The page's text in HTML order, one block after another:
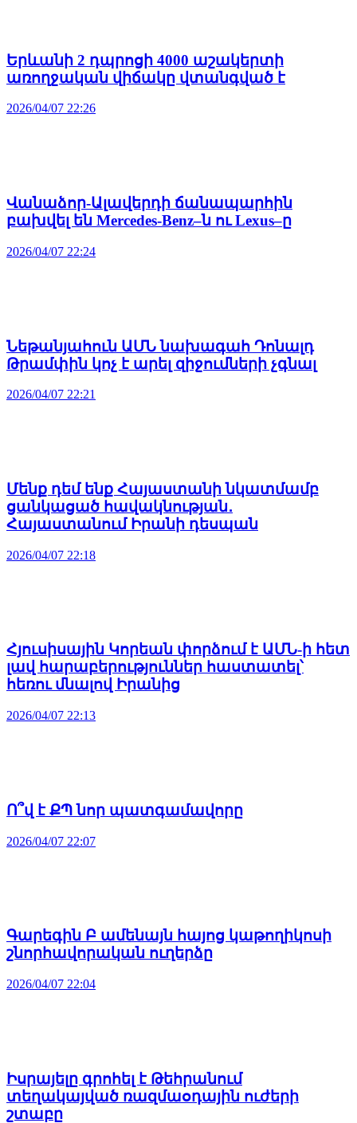
Երևանի 2 դպրոցի 4000 աշակերտի
առողջական վիճակը վտանգված է
2026/04/07 22:26
Վանաձոր-Ալավերդի ճանապարհին
բախվել են Mercedes-Benz–ն ու Lexus–ը
2026/04/07 22:24
Նեթանյահուն ԱՄՆ նախագահ Դոնալդ
Թրամփին կոչ է արել զիջումների չգնալ
2026/04/07 22:21
Մենք դեմ ենք Հայաստանի նկատմամբ
ցանկացած հավակնության․
Հայաստանում Իրանի դեսպան
2026/04/07 22:18
Հյուսիսային Կորեան փորձում է ԱՄՆ-ի հետ
լավ հարաբերություններ հաստատել՝
հեռու մնալով Իրանից
2026/04/07 22:13
Ո՞վ է ՔՊ նոր պատգամավորը
2026/04/07 22:07
Գարեգին Բ ամենայն հայոց կաթողիկոսի
շնորհավորական ուղերձը
2026/04/07 22:04
Իսրայելը գրոհել է Թեհրանում
տեղակայված ռազմաօդային ուժերի
շտաբը